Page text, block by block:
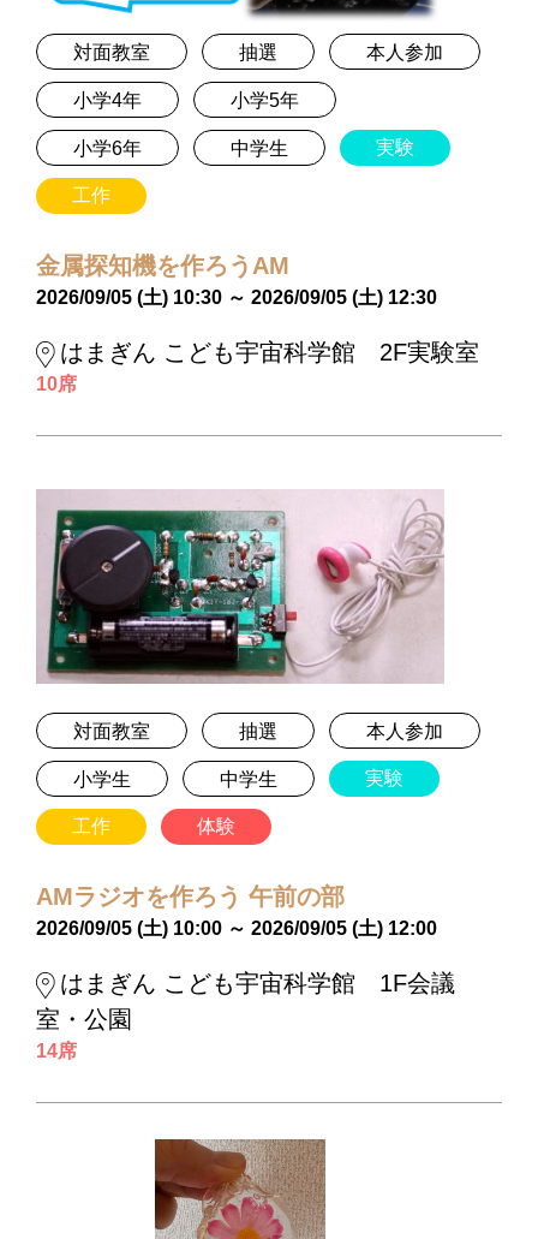
対面教室 抽選 本人参加
小学4年 小学5年
小学6年 中学生 実験
工作
金属探知機を作ろうAM
2026/09/05 (土) 10:30 ～ 2026/09/05 (土) 12:30
はまぎん こども宇宙科学館 2F実験室
10席
対面教室 抽選 本人参加
小学生 中学生 実験
工作 体験
AMラジオを作ろう 午前の部
2026/09/05 (土) 10:00 ～ 2026/09/05 (土) 12:00
はまぎん こども宇宙科学館 1F会議
室・公園
14席